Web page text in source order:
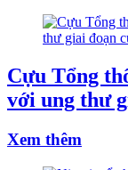
Cựu Tổng
với ung thư
Xem thêm